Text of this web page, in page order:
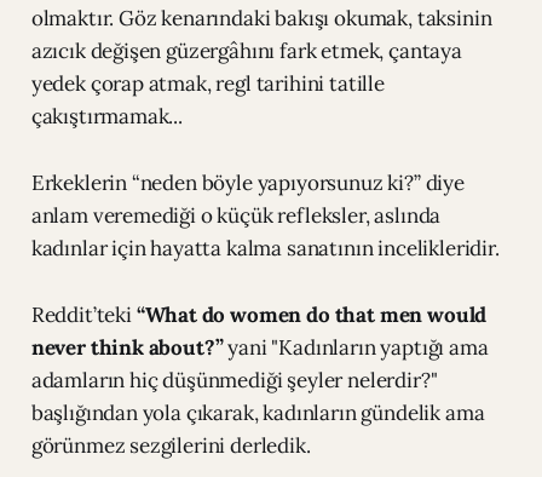
olmaktır. Göz kenarındaki bakışı okumak, taksinin
azıcık değişen güzergâhını fark etmek, çantaya
yedek çorap atmak, regl tarihini tatille
çakıştırmamak...
Erkeklerin “neden böyle yapıyorsunuz ki?” diye
anlam veremediği o küçük refleksler, aslında
kadınlar için hayatta kalma sanatının incelikleridir.
Reddit’teki“What do women do that men would
never think about?”yani "Kadınların yaptığı ama
adamların hiç düşünmediği şeyler nelerdir?"
başlığından yola çıkarak, kadınların gündelik ama
görünmez sezgilerini derledik.